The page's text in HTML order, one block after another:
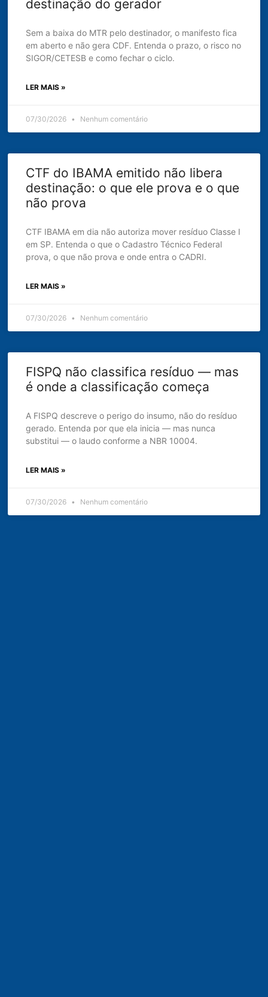
destinação do gerador
Sem a baixa do MTR pelo destinador, o manifesto fica
em aberto e não gera CDF. Entenda o prazo, o risco no
SIGOR/CETESB e como fechar o ciclo.
LER MAIS »
07/30/2026 Nenhum comentário
CTF do IBAMA emitido não libera
destinação: o que ele prova e o que
não prova
CTF IBAMA em dia não autoriza mover resíduo Classe I
em SP. Entenda o que o Cadastro Técnico Federal
prova, o que não prova e onde entra o CADRI.
LER MAIS »
07/30/2026 Nenhum comentário
FISPQ não classifica resíduo — mas
é onde a classificação começa
A FISPQ descreve o perigo do insumo, não do resíduo
gerado. Entenda por que ela inicia — mas nunca
substitui — o laudo conforme a NBR 10004.
LER MAIS »
07/30/2026 Nenhum comentário